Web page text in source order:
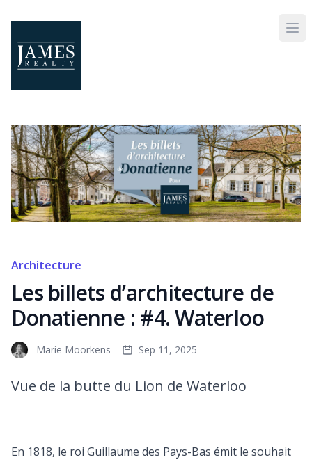
Architecture
Les billets d’architecture de
Donatienne : #4. Waterloo
Marie Moorkens Sep 11, 2025
Vue de la butte du Lion de Waterloo
En 1818, le roi Guillaume des Pays-Bas émit le souhait